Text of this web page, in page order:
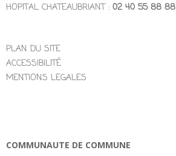
HOPITAL CHATEAUBRIANT : 02 40 55 88 88
PLAN DU SITE
ACCESSIBILITÉ
MENTIONS LEGALES
COMMUNAUTE DE COMMUNE